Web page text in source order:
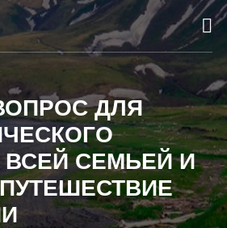
ДЛЯ
ВСЕЙ СЕМЬЕЙ И